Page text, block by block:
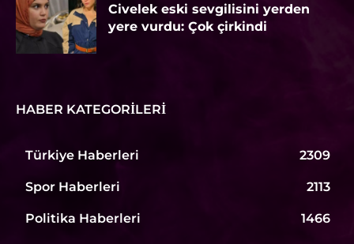
Civelek eski sevgilisini yerden
yere vurdu: Çok çirkindi
HABER KATEGORILERI
Türkiye Haberleri 2309
Spor Haberleri 2113
Politika Haberleri 1466